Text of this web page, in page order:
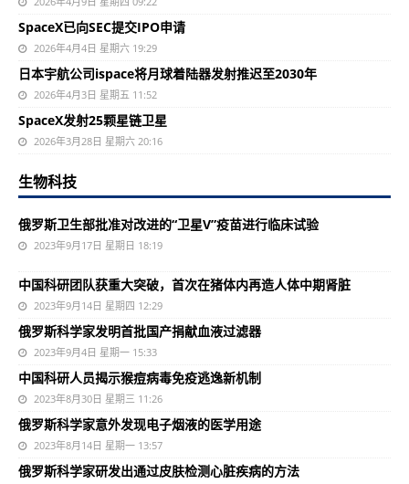
SpaceX已向SEC提交IPO申请
2026年4月4日 星期六 19:29
日本宇航公司ispace将月球着陆器发射推迟至2030年
2026年4月3日 星期五 11:52
SpaceX发射25颗星链卫星
2026年3月28日 星期六 20:16
生物科技
俄罗斯卫生部批准对改进的“卫星V”疫苗进行临床试验
2023年9月17日 星期日 18:19
中国科研团队获重大突破，首次在猪体内再造人体中期肾脏
2023年9月14日 星期四 12:29
俄罗斯科学家发明首批国产捐献血液过滤器
2023年9月4日 星期一 15:33
中国科研人员揭示猴痘病毒免疫逃逸新机制
2023年8月30日 星期三 11:26
俄罗斯科学家意外发现电子烟液的医学用途
2023年8月14日 星期一 13:57
俄罗斯科学家研发出通过皮肤检测心脏疾病的方法